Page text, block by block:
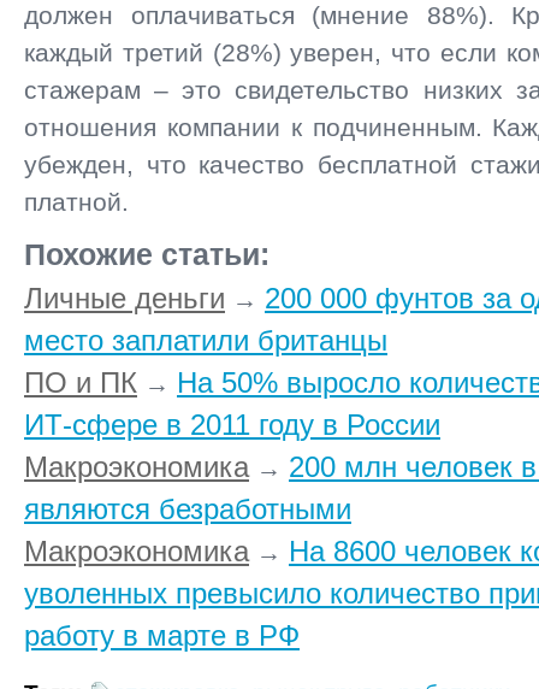
должен оплачиваться (мнение 88%).
каждый третий (28%) уверен, что если
стажерам – это свидетельство низких
отношения компании к подчиненным.
убежден, что качество бесплатной
платной.
Похожие статьи:
Личные деньги → 200 000 фунтов за
место заплатили британцы
ПО и ПК → На 50% выросло
ИТ-сфере в 2011 году в России
Макроэкономика→ 200 млн человек
являются безработными
Макроэкономика→ На 8600 человек
уволенных превысило количество
работу в марте в РФ